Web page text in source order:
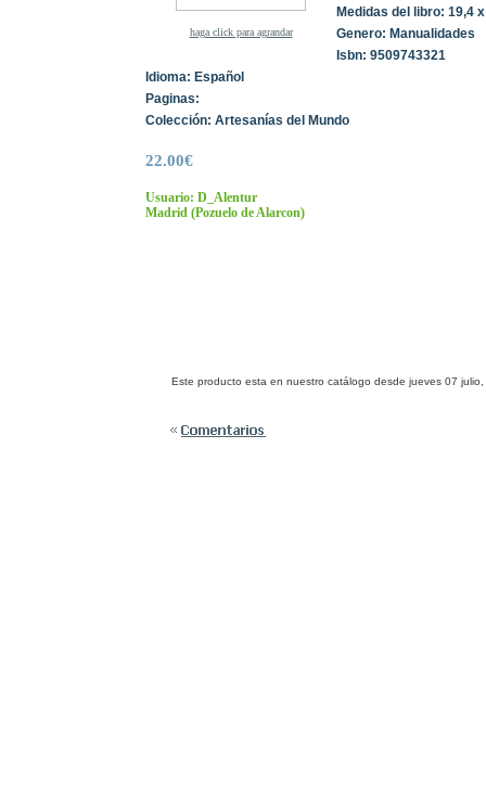
haga click para agrandar
Medidas del libro: 19,4
Genero: Manualidades
Isbn: 9509743321
Idioma: Español
Paginas:
Colección: Artesanías del Mundo
22.00€
Usuario: D_Alentur
Madrid (Pozuelo de Alarcon)
Este producto esta en nuestro catálogo desde jueves 07